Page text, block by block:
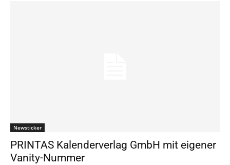
Newsticker
PRINTAS Kalenderverlag GmbH mit eigener
Vanity-Nummer